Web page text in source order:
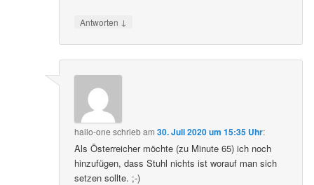
Antworten ↓
hailo-one schriebam30. Juli 2020 um 15:35 Uhr:
Als Österreicher möchte (zu Minute 65) ich noch
hinzufügen, dass Stuhl nichts ist worauf man sich
setzen sollte. ;-)